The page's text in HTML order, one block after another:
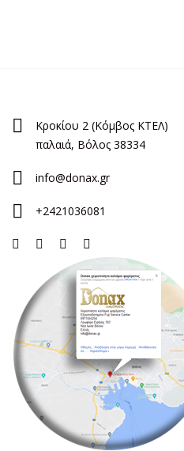
Κροκίου 2 (Κόμβος ΚΤΕΛ)
παλαιά, Βόλος 38334
info@donax.gr
+2421036081